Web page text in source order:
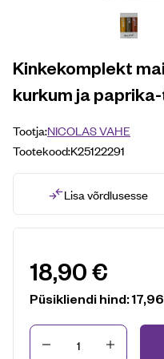
Kinkekomplekt
kurkum ja paprika-
Tootja:NICOLAS VAHE
Tootekood:K25122291
Lisa võrdlusesse
18,90€
Püsikliendi hind:17,96
Kogus